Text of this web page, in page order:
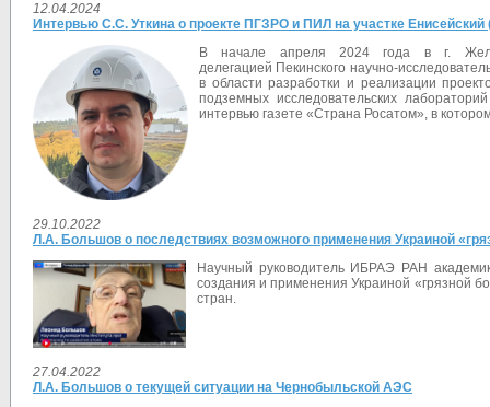
12.04.2024
Интервью С.С. Уткина о проекте ПГЗРО и ПИЛ на участке Енисейский
В начале апреля 2024 года в г.
делегацией Пекинского научно-
в области разработки и реализации
подземных исследовательских
интервью газете «Страна Росатом», в
29.10.2022
Л.А. Большов о последствиях возможного применения Украиной
Научный руководитель ИБРАЭ РАН
создания и применения Украиной «грязной
стран.
27.04.2022
Л.А. Большов о текущей ситуации на Чернобыльской АЭС